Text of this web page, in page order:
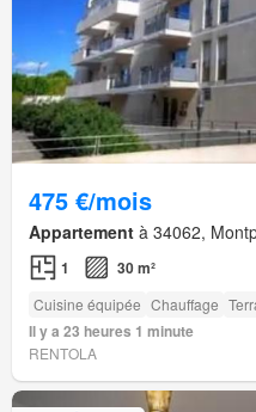
475 €/mois
Appartement à 34062,
1 30 m²
Cuisine équipée Chauffage
Il y a 23 heures 1 minute
RENTOLA